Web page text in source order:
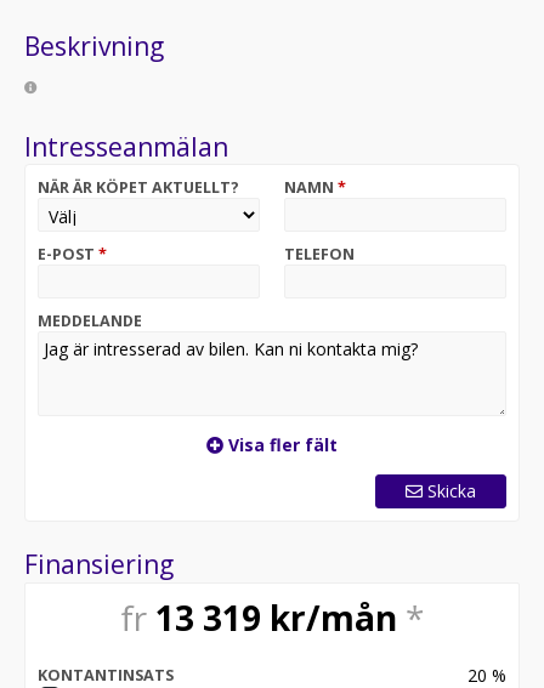
Beskrivning
Intresseanmälan
NÄR ÄR KÖPET AKTUELLT? NAMN *
E-POST * TELEFON
MEDDELANDE
Visa fler fält
Skicka
Finansiering
fr 13 319 kr/mån *
KONTANTINSATS 20 %